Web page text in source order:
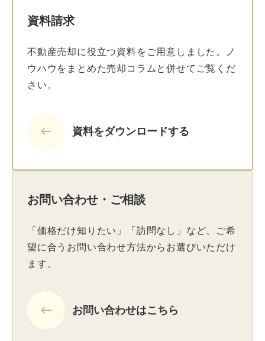
資料請求
不動産売却に役立つ資料をご用意しました。ノ
ウハウをまとめた売却コラムと併せてご覧くだ
さい。
keyboard_backspace 資料をダウンロードする
お問い合わせ・ご相談
「価格だけ知りたい」「訪問なし」など、ご希
望に合うお問い合わせ方法からお選びいただけ
ます。
keyboard_backspace お問い合わせはこちら